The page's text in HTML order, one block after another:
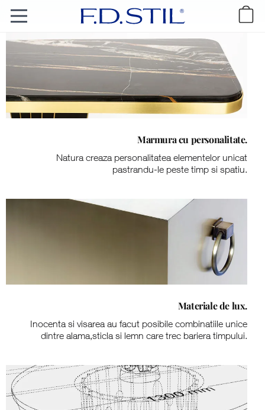
Marmura cu personalitate.
Natura creaza personalitatea elementelor unicat
pastrandu-le peste timp si spatiu.
Materiale de lux.
Inocenta si visarea au facut posibile combinatiile unice
dintre alama,sticla si lemn care trec bariera timpului.